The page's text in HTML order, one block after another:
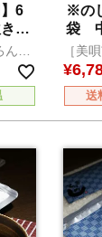
6
込
倶
※の
袋
みセ
［美
楽部
¥
送